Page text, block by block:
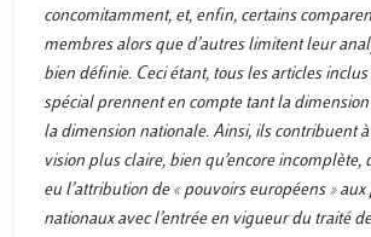
concomitamment, et, enfin, certains
membres alors que d’autres limitent leur
bien définie. Ceci étant, tous les articles
spécial prennent en compte tant la
la dimension nationale. Ainsi, ils contribuent
vision plus claire, bien qu’encore incomplète,
eu l’attribution de « pouvoirs européens »
nationaux avec l’entrée en vigueur du traité